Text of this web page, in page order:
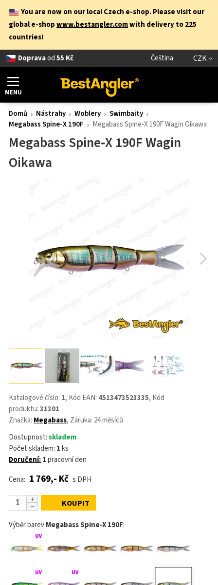
You are now on our local Czech e-shop. Please visit our
global e-shopwww.bestangler.comwith delivery to 225
countries!
Dopravaod55 Kč Čeština CZK
MENU
Domů Nástrahy Woblery
Swimbaity
Megabass Spine-X 190F
Megabass Spine-X 190F Wagin Oikawa
Megabass Spine‑X 190F Wagin
Oikawa
Katalogové číslo: 1, Kód EAN: 4513473523335, Kód
produktu:31301
Značka: Megabass, Záruka: 24 měsíců
Dostupnost:skladem
Počet skladem: 1ks
Doručení:1pracovní den
Cena: 1 769,- Kč s DPH
KOUPIT
Výběr barevMegabass Spine-X 190F: